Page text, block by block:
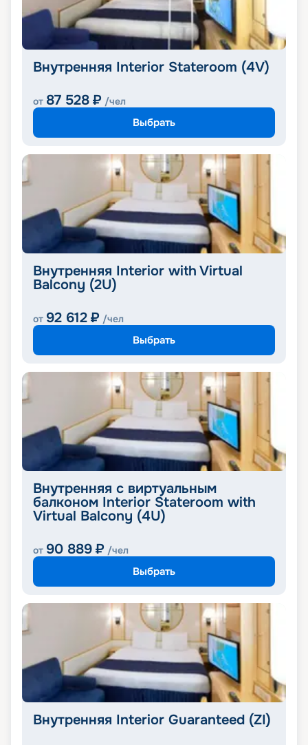
Внутренняя Interior Stateroom (4V)
от 87 528 ₽ /чел
Выбрать
Внутренняя Interior with Virtual
Balcony (2U)
от 92 612 ₽ /чел
Выбрать
Внутренняя с виртуальным
балконом Interior Stateroom with
Virtual Balcony (4U)
от 90 889 ₽ /чел
Выбрать
Внутренняя Interior Guaranteed (ZI)